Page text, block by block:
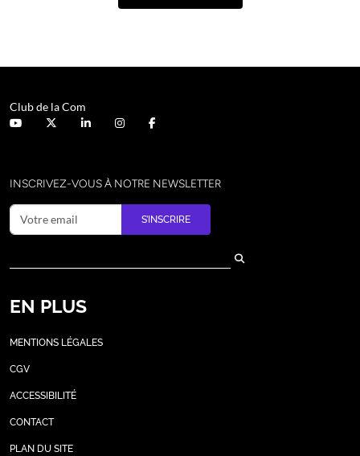
Club de la Com
INSCRIVEZ-VOUS À NOTRE NEWSLETTER
S’INSCRIRE
EN PLUS
MENTIONS LÉGALES
CGV
ACCESSIBILITÉ
CONTACT
PLAN DU SITE